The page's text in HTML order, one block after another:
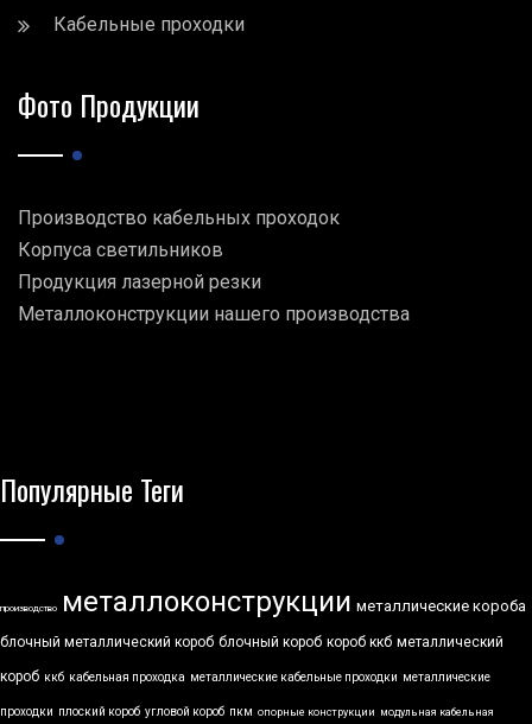
Кабельные проходки
Фото Продукции
Производство кабельных проходок
Корпуса светильников
Продукция лазерной резки
Металлоконструкции нашего производства
Популярные Теги
производство металлоконструкции металлические короба
блочный металлический короб блочный короб короб ккб металлический
короб ккб кабельная проходка металлические кабельные проходки металлические
проходки плоский короб угловой короб пкм опорные конструкции модульная кабельная